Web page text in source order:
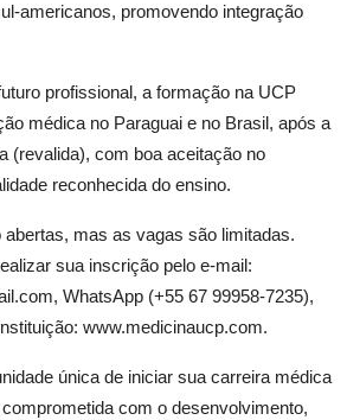
americanos, promovendo integração
profissional, a formação na UCP
médica no Paraguai e no Brasil, após a
(revalida), com boa aceitação no
reconhecida do ensino.
mas as vagas são limitadas.
sua inscrição pelo e-mail:
, WhatsApp (+55 67 99958-7235),
www.medicinaucp.com.
única de iniciar sua carreira médica
com o desenvolvimento,